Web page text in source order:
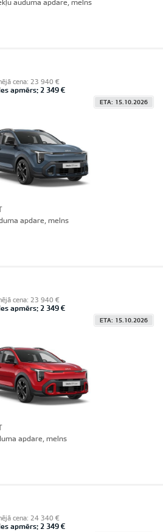
auduma apdare, melns
cena: 23 940 €
apmērs: 2 349 €
ETA: 15.10.2026
apdare, melns
cena: 23 940 €
apmērs: 2 349 €
ETA: 15.10.2026
apdare, melns
cena: 24 340 €
apmērs: 2 349 €